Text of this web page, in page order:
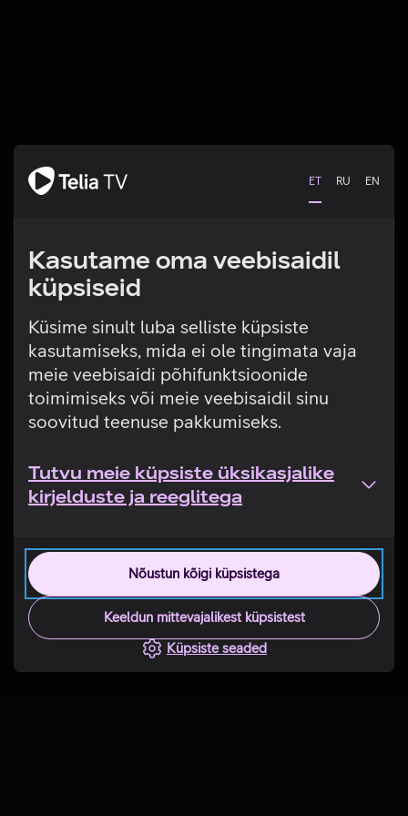
ET RU EN
Kasutame oma veebisaidil
küpsiseid
Küsime sinult luba selliste küpsiste
kasutamiseks, mida ei ole tingimata vaja
meie veebisaidi põhifunktsioonide
toimimiseks või meie veebisaidil sinu
soovitud teenuse pakkumiseks.
Tutvu meie küpsiste üksikasjalike
kirjelduste ja reeglitega
Nõustun kõigi küpsistega
Keeldun mittevajalikest küpsistest
Küpsiste seaded
Tehniline viga